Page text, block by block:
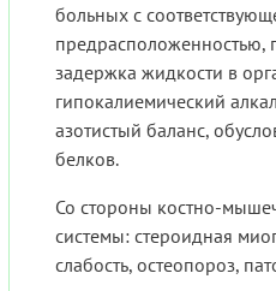
больных с
задержка жидкости в
гипокалиемический
азотистый баланс,
белков.
Со стороны костно-
системы: стероидная
слабость, остеопороз,